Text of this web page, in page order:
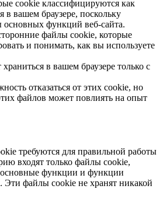
cookie классифицируются как
в вашем браузере, поскольку
основных функций веб-сайта.
файлы cookie, которые
и понимать, как вы используете
в вашем браузере только с
отказаться от этих cookie, но
файлов может повлиять на опыт
требуются для правильной работы
входят только файлы cookie,
функции и функции
Эти файлы cookie не хранят никакой